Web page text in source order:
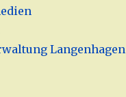
Langenhagen